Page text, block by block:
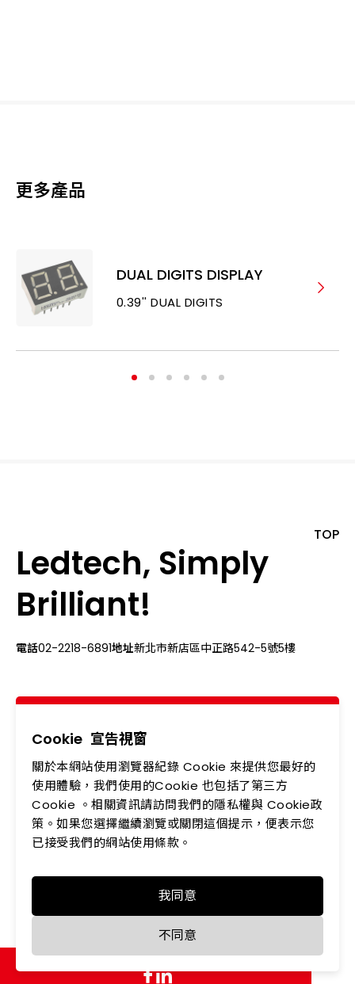
更多產品
DUAL DIGITS DISPLAY
0.39'' DUAL DIGITS
Ledtech, Simply
Brilliant!
電話02-2218-6891地址新北市新店區中正路542-5號5樓
TOP
關於我們
最新消息
產品專區
投資人專區
企業永續
會員中心
聯絡我們
人力資源
隱私權政策
Copyright © LEDTECH. All rights reserved. Designed by
Cookie 宣告視窗
關於本網站使用瀏覽器紀錄 Cookie 來提供您最好的
使用體驗，我們使用的Cookie 也包括了第三方
Cookie 。相關資訊請訪問我們的隱私權與 Cookie政
策。如果您選擇繼續瀏覽或關閉這個提示，便表示您
已接受我們的網站使用條款。
我同意
不同意